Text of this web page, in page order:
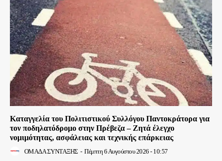
Καταγγελία του Πολιτιστικού Συλλόγου Παντοκράτορα για
τον ποδηλατόδρομο στην Πρέβεζα – Ζητά έλεγχο
νομιμότητας, ασφάλειας και τεχνικής επάρκειας
ΟΜΑΔΑ ΣΥΝΤΑΞΗΣ - Πέμπτη 6 Αυγούστου 2026 - 10:57